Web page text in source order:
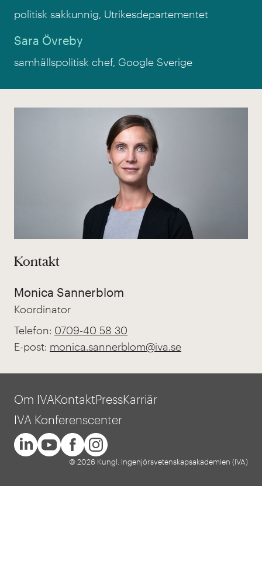
politisk sakkunnig, Utrikesdepartementet
Sara Övreby
samhällspolitisk chef, Google Sverige
Kontakt
Monica Sannerblom
Koordinator
Telefon: 0709-40 58 30
E-post: monica.sannerblom@iva.se
Om IVAKontaktPressKarriär
IVA Konferenscenter
© 2026 Kungl. Ingenjörsvetenskapsakademien (IVA)